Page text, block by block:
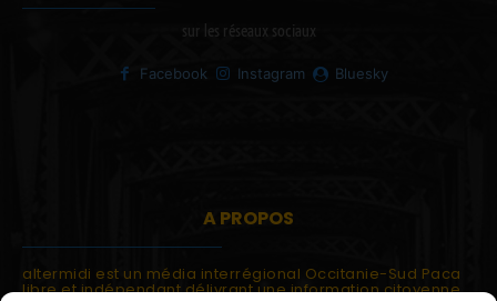
sur les réseaux sociaux
Facebook Instagram Bluesky
A PROPOS
altermidi est un média interrégional Occitanie-Sud Paca
libre et indépendant délivrant une information citoyenne